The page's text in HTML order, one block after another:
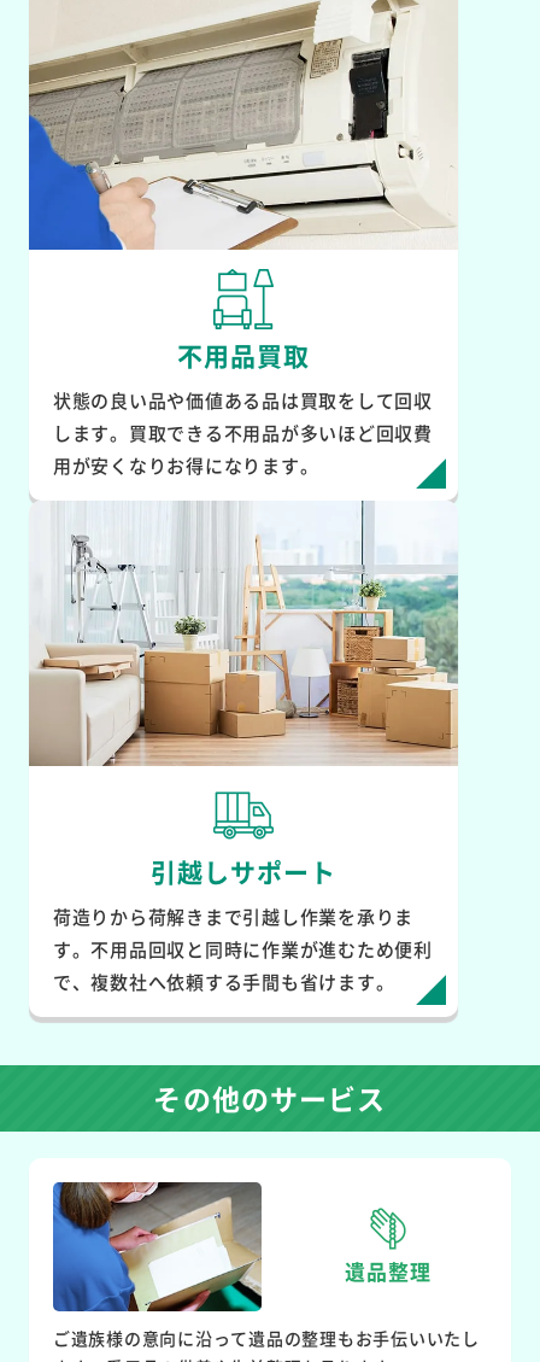
不用品買取
状態の良い品や価値ある品は買取をして回収
します。買取できる不用品が多いほど回収費
用が安くなりお得になります。
引越しサポート
荷造りから荷解きまで引越し作業を承りま
す。不用品回収と同時に作業が進むため便利
で、複数社へ依頼する手間も省けます。
その他のサービス
遺品整理
ご遺族様の意向に沿って遺品の整理もお手伝いいたし